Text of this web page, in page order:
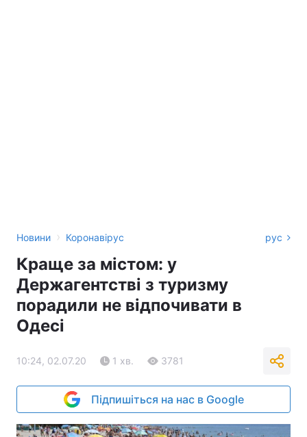
Новини › Коронавірус рус
Краще за містом: у
Держагентстві з туризму
порадили не відпочивати в
Одесі
10:24, 02.07.20 1 хв. 3781
Підпишіться на нас в Google